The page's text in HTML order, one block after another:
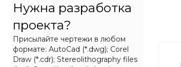
Нужна разработка
проекта?
Присылайте чертежи в любом
формате: AutoCad (*.dwg); Corel
Draw (*.cdr); Stereolithography files